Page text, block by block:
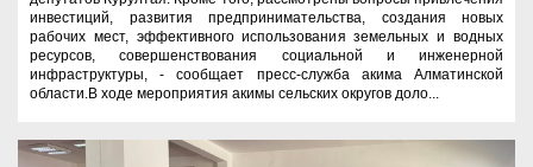
инвестиций, развития предпринимательства, создания новых
рабочих мест, эффективного использования земельных и водных
ресурсов, совершенствования социальной и инженерной
инфраструктуры, - сообщает пресс-служба акима Алматинской
области.В ходе мероприятия акимы сельских округов доло...